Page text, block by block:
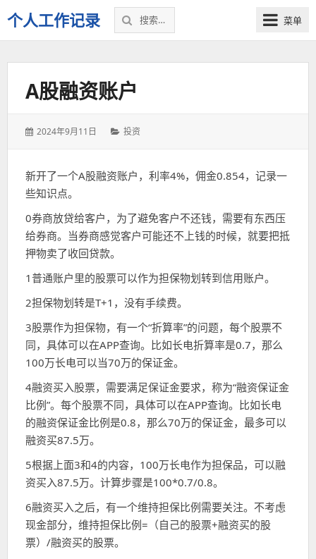
个人工作记录
搜
索：
菜单
A股融资账户
发
2024年9月11日
分
投资
新开了一个A股融资账户，利率4%，佣金0.854，记录一
些知识点。
0券商放贷给客户，为了避免客户不还钱，需要有东西压
给券商。当券商感觉客户可能还不上钱的时候，就要把抵
押物卖了收回贷款。
1普通账户里的股票可以作为担保物划转到信用账户。
2担保物划转是T+1，没有手续费。
3股票作为担保物，有一个“折算率”的问题，每个股票不
同，具体可以在APP查询。比如长电折算率是0.7，那么
100万长电可以当70万的保证金。
4融资买入股票，需要满足保证金要求，称为“融资保证金
比例”。每个股票不同，具体可以在APP查询。比如长电
的融资保证金比例是0.8，那么70万的保证金，最多可以
融资买87.5万。
5根据上面3和4的内容，100万长电作为担保品，可以融
资买入87.5万。计算步骤是100*0.7/0.8。
6融资买入之后，有一个维持担保比例需要关注。不考虑
现金部分，维持担保比例=（自己的股票+融资买的股
票）/融资买的股票。